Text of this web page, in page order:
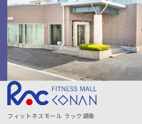
フィットネスモール ラック湖南